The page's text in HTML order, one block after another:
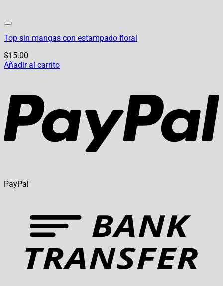
Top sin mangas con estampado floral
$15.00
Añadir al carrito
PayPal